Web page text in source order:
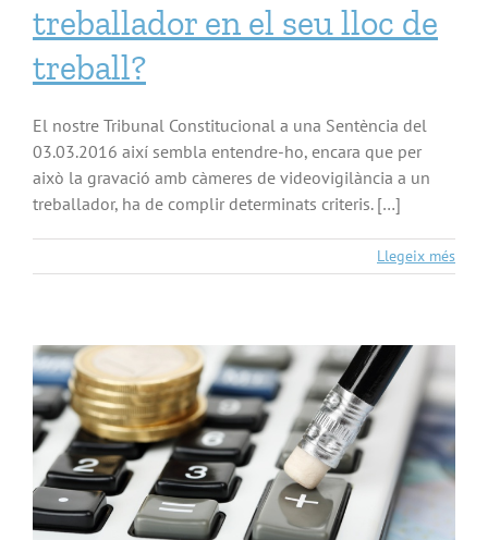
treballador en el seu lloc de
treball?
El nostre Tribunal Constitucional a una Sentència del
03.03.2016 així sembla entendre-ho, encara que per
això la gravació amb càmeres de videovigilància a un
treballador, ha de complir determinats criteris. […]
Llegeix més